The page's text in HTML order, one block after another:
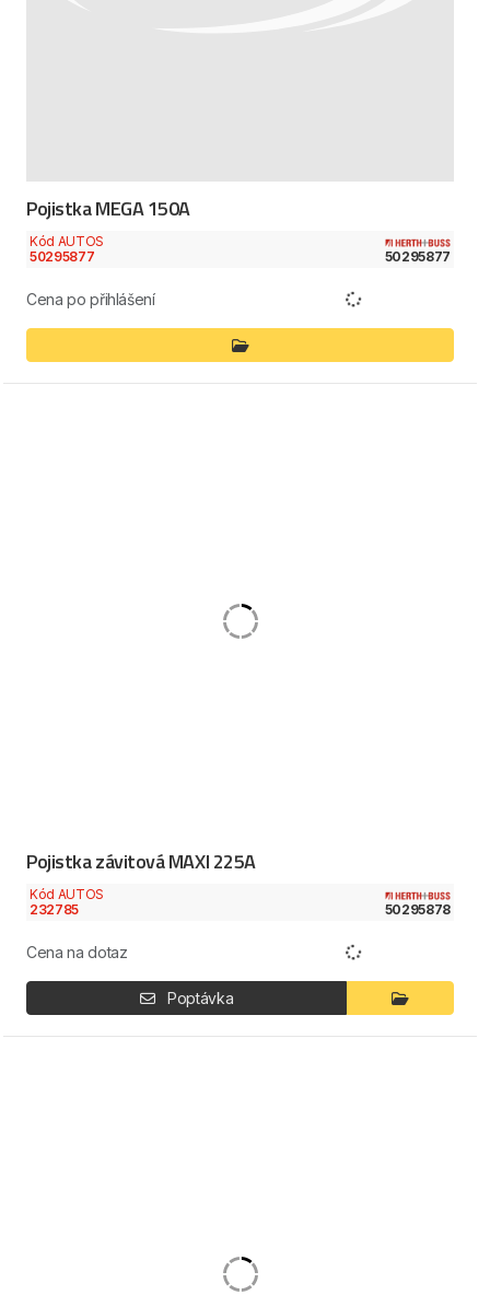
Pojistka MEGA 150A
Kód AUTOS
50295877
50295877
Cena po přihlášení
Pojistka závitová MAXI 225A
Kód AUTOS
232785
50295878
Cena na dotaz
Poptávka